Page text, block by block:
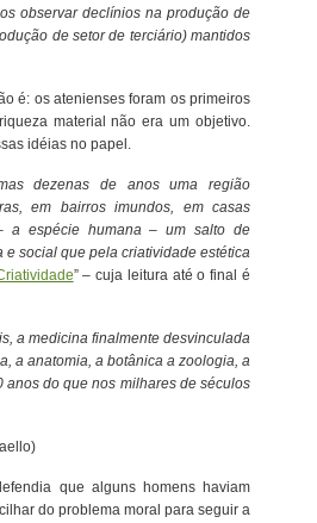
observar declínios na produção de
de setor de terciário) mantidos
é: os atenienses foram os primeiros
material não era um objetivo.
idéias no papel.
dezenas de anos uma região
em bairros imundos, em casas
a espécie humana – um salto de
social que pela criatividade estética
” – cuja leitura até o final é
a medicina finalmente desvinculada
a anatomia, a botânica a zoologia, a
do que nos milhares de séculos
que alguns homens haviam
do problema moral para seguir a